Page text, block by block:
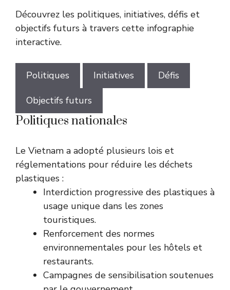
Découvrez les politiques, initiatives, défis et
objectifs futurs à travers cette infographie
interactive.
Politiques Initiatives Défis
Objectifs futurs
Politiques nationales
Le Vietnam a adopté plusieurs lois et
réglementations pour réduire les déchets
plastiques :
Interdiction progressive des plastiques à
usage unique dans les zones
touristiques.
Renforcement des normes
environnementales pour les hôtels et
restaurants.
Campagnes de sensibilisation soutenues